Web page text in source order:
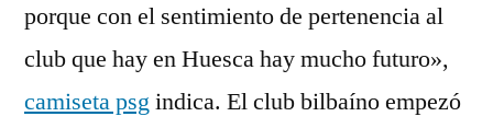
porque con el sentimiento de pertenencia al
club que hay en Huesca hay mucho futuro»,
camiseta psgindica. El club bilbaíno empezó